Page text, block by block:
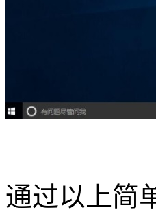
通过以上简